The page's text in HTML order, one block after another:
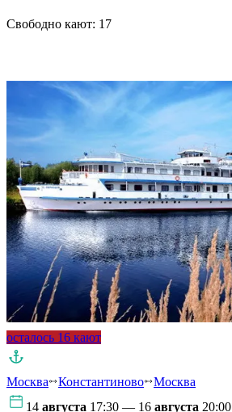
Свободно кают: 17
осталось 16 кают
Москва Константиново
Москва
14 августа 17:30 — 16 августа 20:00